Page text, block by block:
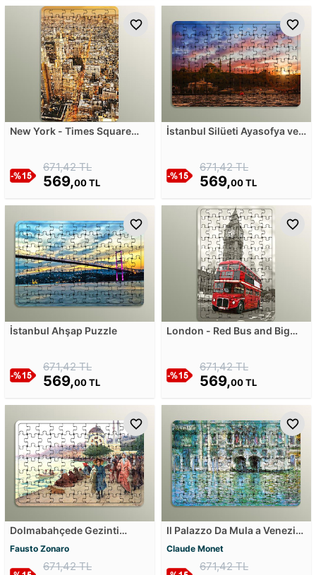
New York - Times Square
671,42 TL
569,00 TL
İstanbul Silüeti Ayasofya ve
671,42 TL
569,00 TL
İstanbul Ahşap Puzzle
671,42 TL
569,00 TL
London - Red Bus and Big
671,42 TL
569,00 TL
Dolmabahçede Gezinti
Fausto Zonaro
671,42 TL
Il Palazzo Da Mula a Venezia
Claude Monet
671,42 TL